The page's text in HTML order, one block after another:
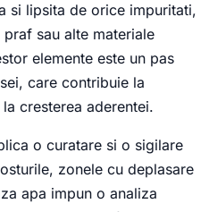
si lipsita de orice impuritati,
sau alte materiale
elemente este un pas
care contribuie la
cresterea aderentei.
o curatare si o sigilare
zonele cu deplasare
apa impun o analiza